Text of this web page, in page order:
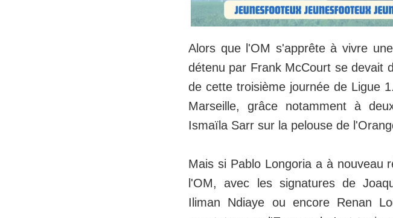
Alors que l'OM s'apprête à vivre
détenu par Frank McCourt se devait
de cette troisième journée de Ligue
Marseille, grâce notamment à
Ismaïla Sarr sur la pelouse de
Mais si Pablo Longoria a à nouveau
l'OM, avec les signatures de
Iliman Ndiaye ou encore Renan